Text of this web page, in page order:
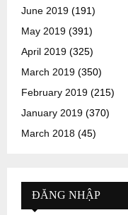
June 2019 (191)
May 2019 (391)
April 2019 (325)
March 2019 (350)
February 2019 (215)
January 2019 (370)
March 2018 (45)
ĐĂNG NHẬP